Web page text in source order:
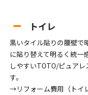
トイレ
黒いタイル貼りの腰壁で
に貼り替えて明るく統一
しやすいTOTO/ピュア
す。
→リフォーム費用（トイ